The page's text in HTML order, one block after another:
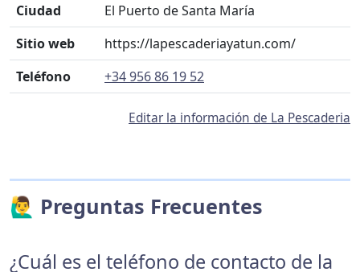
Ciudad
El Puerto de Santa María
Sitio web
https://lapescaderiayatun.com/
Teléfono
+34 956 86 19 52
Editar la información de La Pescaderia
🙋‍♂️ Preguntas Frecuentes
¿Cuál es el teléfono de contacto de la